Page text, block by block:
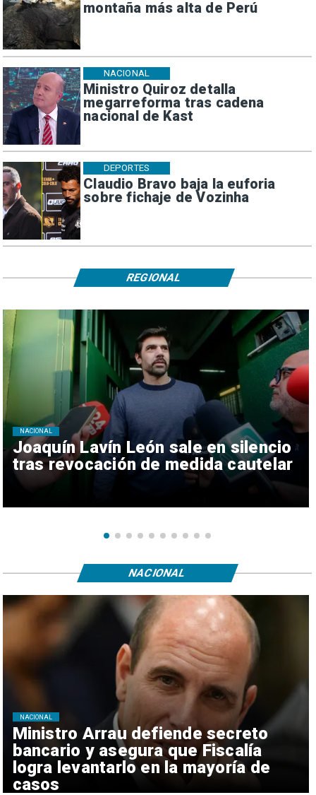
montaña más alta de Perú
Ministro Quiroz detalla
megarreforma tras cadena
nacional de Kast
NACIONAL
Claudio Bravo baja la euforia
sobre fichaje de Vozinha
DEPORTES
Joaquín Lavín León sale en silencio
tras revocación de medida cautelar
NACIONAL
REGIONAL
Ministro Arrau defiende secreto
bancario y asegura que Fiscalía
logra levantarlo en la mayoría de
casos
NACIONAL
NACIONAL